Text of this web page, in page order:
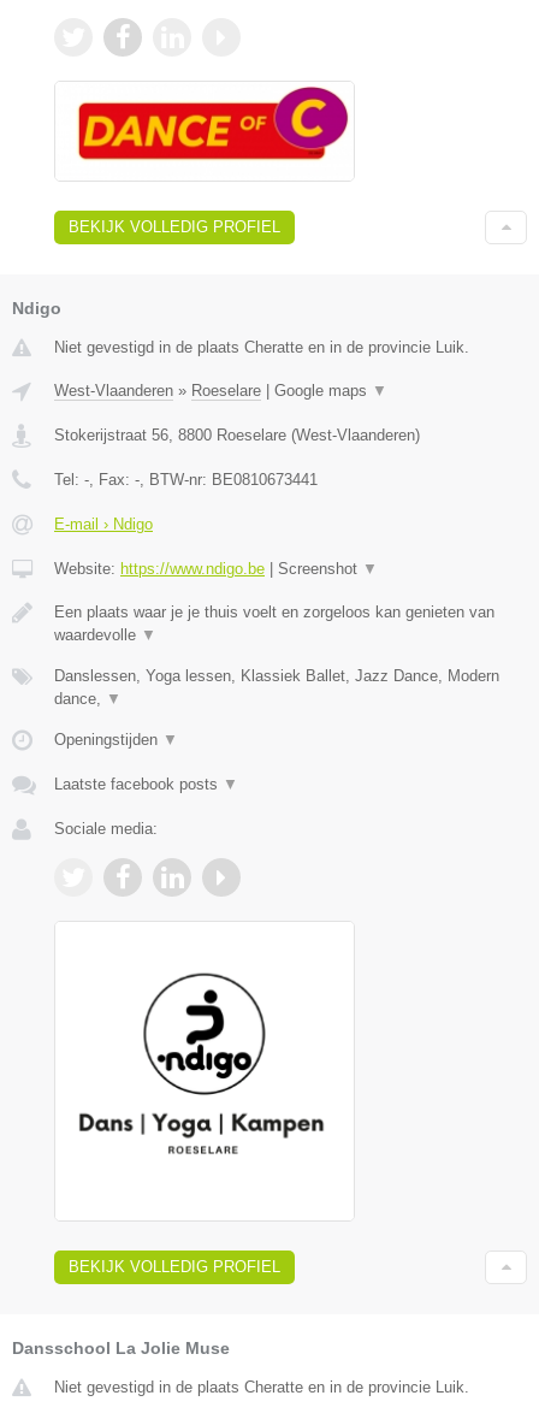
BEKIJK VOLLEDIG PROFIEL
Ndigo
Niet gevestigd in de plaats Cheratte en in de provincie Luik.
West-Vlaanderen » Roeselare Google maps ▼
Stokerijstraat 56 8800 Roeselare (West-Vlaanderen)
Tel: - , Fax: - , BTW-nr: BE0810673441
E-mail › Ndigo
Website: https://www.ndigo.be Screenshot ▼
Een plaats waar je je thuis voelt en zorgeloos kan genieten van
waardevolle ▼
Danslessen, Yoga lessen, Klassiek Ballet, Jazz Dance, Modern
dance,
▼
Openingstijden ▼
Laatste facebook posts ▼
Sociale media:
BEKIJK VOLLEDIG PROFIEL
Dansschool La Jolie Muse
Niet gevestigd in de plaats Cheratte en in de provincie Luik.